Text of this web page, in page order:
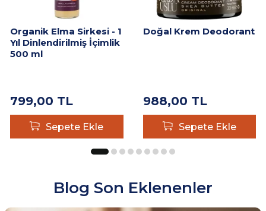
Organik Elma Sirkesi - 1
Yıl Dinlendirilmiş İçimlik
500 ml
799,00 TL
Sepete Ekle
Doğal Krem Deodorant
988,00 TL
Sepete Ekle
Blog Son Eklenenler